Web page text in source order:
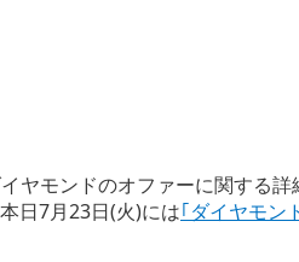
ヤモンドのオファーに関する詳
日7月23日(火)には｢ダイヤモン